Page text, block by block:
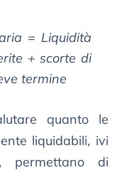
= Liquidità
+ scorte di
termine
quanto le
liquidabili, ivi
permettano di